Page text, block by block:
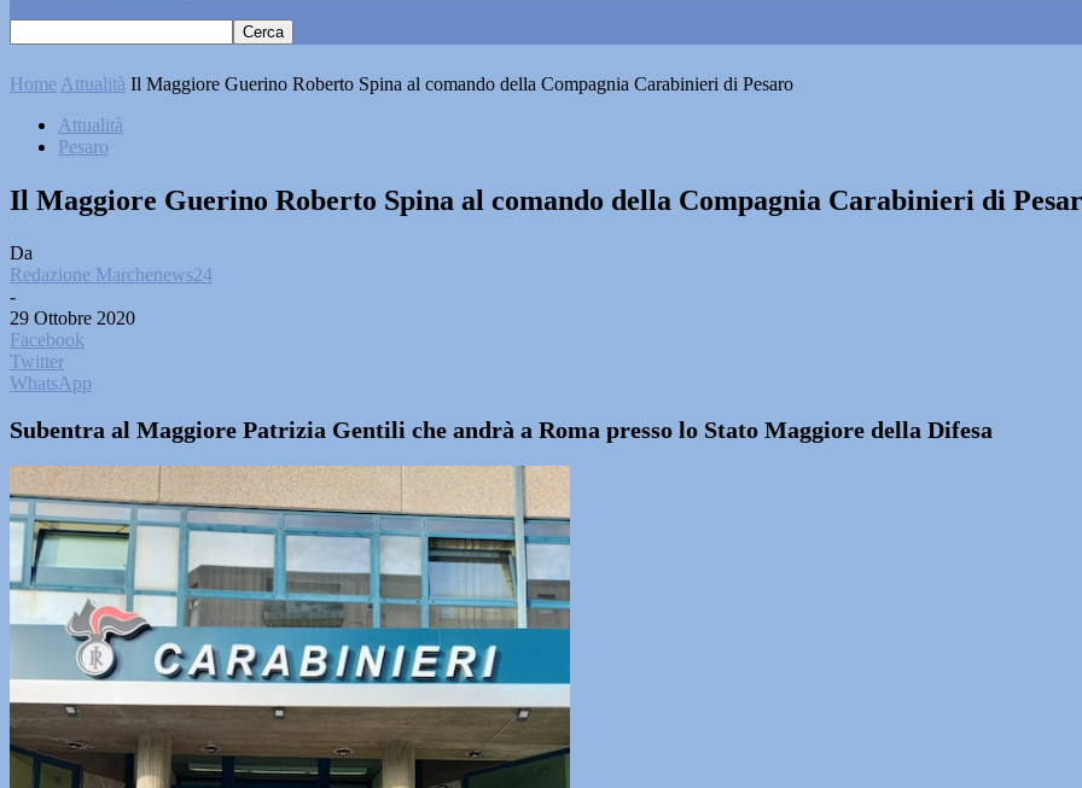
Home Attualità Il Maggiore Guerino Roberto Spina al comando della Compagnia Carabinieri di Pesaro
Attualità
Pesaro
Il Maggiore Guerino Roberto Spina al comando della Compagnia Carabinieri di
Da
Redazione Marchenews24
-
29 Ottobre 2020
Facebook
Twitter
WhatsApp
Subentra al Maggiore Patrizia Gentili che andrà a Roma presso lo Stato Maggiore della Difesa